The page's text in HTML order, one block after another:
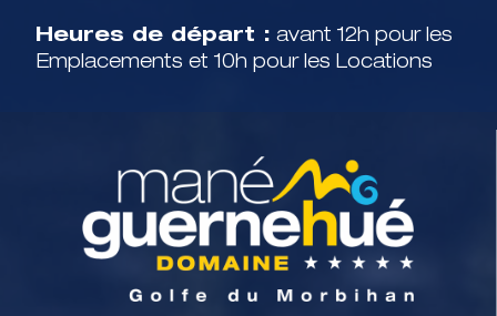
Heures de départ : avant 12h pour les
Emplacements et 10h pour les Locations